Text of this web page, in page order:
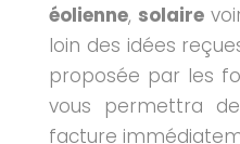
éolienne, solaire
loin des idées
proposée par les
vous permettra
facture